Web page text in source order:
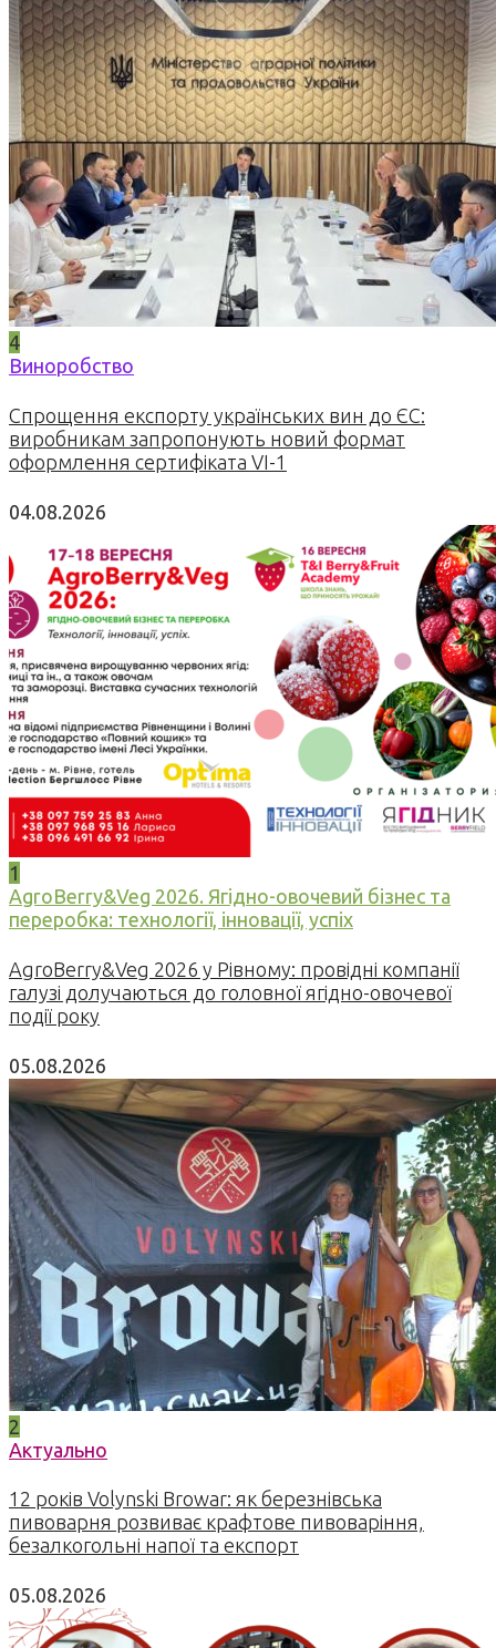
4
Виноробство
Спрощення експорту українських вин до ЄС:
виробникам запропонують новий формат
оформлення сертифіката VI-1
04.08.2026
1
AgroBerry&Veg 2026. Ягідно-овочевий бізнес та
переробка: технології, інновації, успіх
AgroBerry&Veg 2026 у Рівному: провідні компанії
галузі долучаються до головної ягідно-овочевої
події року
05.08.2026
2
Актуально
12 років Volynski Browar: як березнівська
пивоварня розвиває крафтове пивоваріння,
безалкогольні напої та експорт
05.08.2026